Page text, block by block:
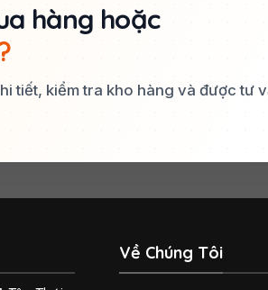
hàng hoặc
tiết, kiểm tra kho hàng và được tư
Về Chúng Tôi